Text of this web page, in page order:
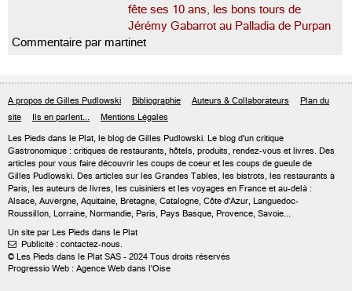
fête ses 10 ans, les bons tours de
Jérémy Gabarrot au Palladia de Purpan
Commentaire par martinet
A propos de Gilles Pudlowski Bibliographie Auteurs & Collaborateurs
Plan du
site
Ils en parlent... Mentions Légales
Les Pieds dans le Plat, le blog de Gilles Pudlowski. Le blog d'un critique
Gastronomique : critiques de restaurants, hôtels, produits, rendez-vous et livres. Des
articles pour vous faire découvrir les coups de coeur et les coups de gueule de
Gilles Pudlowski. Des articles sur les Grandes Tables, les bistrots, les restaurants à
Paris, les auteurs de livres, les cuisiniers et les voyages en France et au-delà :
Alsace, Auvergne, Aquitaine, Bretagne, Catalogne, Côte d'Azur, Languedoc-
Roussillon, Lorraine, Normandie, Paris, Pays Basque, Provence, Savoie...
Un site par Les Pieds dans le Plat
 Publicité : contactez-nous.
© Les Pieds dans le Plat SAS - 2024 Tous droits réservés
Progressio Web : Agence Web dans l'Oise